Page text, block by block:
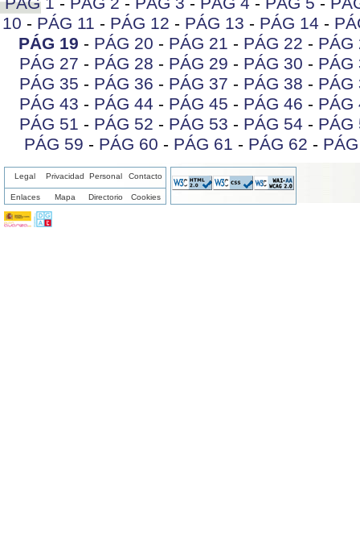
10 - PÁG 11 - PÁG 12 - PÁG 13 - PÁG 14 -
PÁG 19 - PÁG 20 - PÁG 21 - PÁG 22 - PÁG
PÁG 27 - PÁG 28 - PÁG 29 - PÁG 30 - PÁG
PÁG 35 - PÁG 36 - PÁG 37 - PÁG 38 - PÁG
PÁG 43 - PÁG 44 - PÁG 45 - PÁG 46 - PÁG
PÁG 51 - PÁG 52 - PÁG 53 - PÁG 54 - PÁG
PÁG 59 - PÁG 60 - PÁG 61 - PÁG 62 -
Legal Privacidad Personal Contacto
Enlaces Mapa Directorio Cookies